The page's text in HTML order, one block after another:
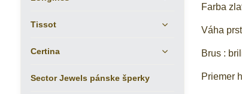
Farba
Váha
Brus :
Priemer
Tissot
Certina
Sector Jewels pánske šperky